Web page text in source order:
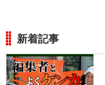
新着記事